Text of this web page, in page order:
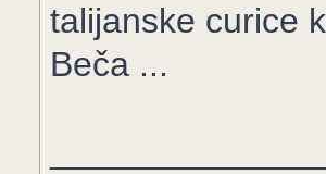
talijanske curice
Beča ...